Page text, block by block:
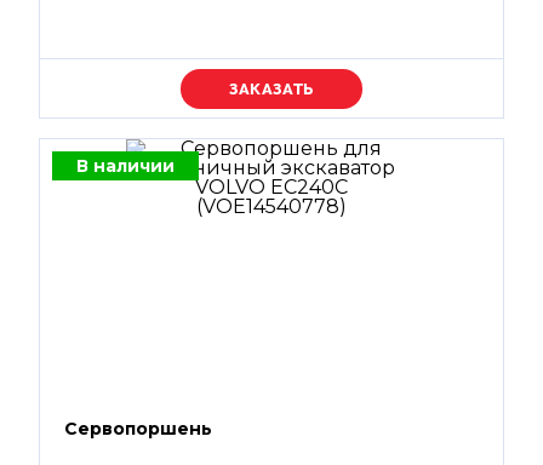
Уточняйте цену
В наличии
Сервопоршень